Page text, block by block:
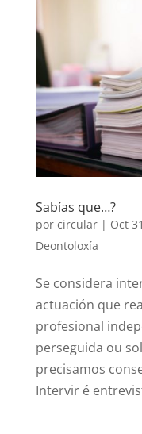
Sabías que…?
por circular| Oct
Deontoloxía
Se considera
actuación que
profesional
perseguida ou
precisamos
Intervir é